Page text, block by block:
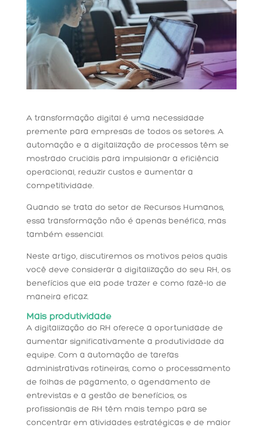
A transformação digital é uma necessidade
premente para empresas de todos os setores. A
automação e a digitalização de processos têm se
mostrado cruciais para impulsionar a eficiência
operacional, reduzir custos e aumentar a
competitividade.
Quando se trata do setor de Recursos Humanos,
essa transformação não é apenas benéfica, mas
também essencial.
Neste artigo, discutiremos os motivos pelos quais
você deve considerar a digitalização do seu RH, os
benefícios que ela pode trazer e como fazê-lo de
maneira eficaz.
Mais produtividade
A digitalização do RH oferece a oportunidade de
aumentar significativamente a produtividade da
equipe. Com a automação de tarefas
administrativas rotineiras, como o processamento
de folhas de pagamento, o agendamento de
entrevistas e a gestão de benefícios, os
profissionais de RH têm mais tempo para se
concentrar em atividades estratégicas e de maior